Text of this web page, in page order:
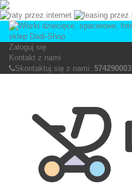
Zaloguj się
Kontakt z nami
Skontaktuj się z nami: 574290003